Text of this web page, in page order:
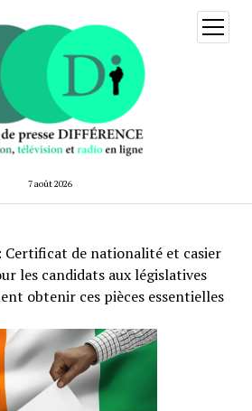
7 août 2026
ouvrir
menu
Certificat de nationalité et casier
les candidats aux législatives
obtenir ces pièces essentielles